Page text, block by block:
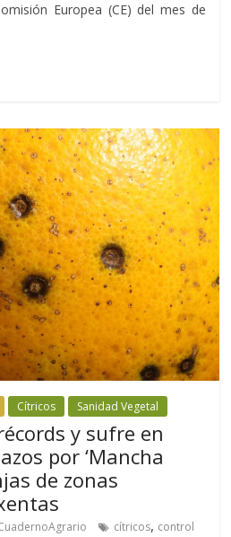
Europea (CE) del mes de
Cítricos Sanidad Vegetal
y sufre en
por ‘Mancha
de zonas
cítricos, control